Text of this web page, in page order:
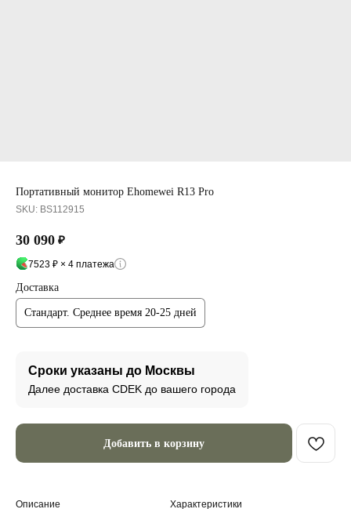
Портативный монитор Ehomewei R13 Pro
SKU: BS112915
30 090 ₽
7523 ₽ × 4 платежа
Доставка
Стандарт. Среднее время 20-25 дней
Сроки указаны до Москвы
Далее доставка CDEK до вашего города
Добавить в корзину
Описание Характеристики